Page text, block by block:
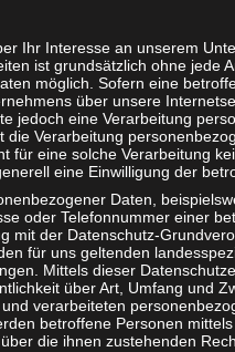
in der
12. OKTOBER 2019
Ihr Interesse an unserem
ist grundsätzlich ohne jede
möglich. Sofern eine
über unsere
jedoch eine Verarbeitung
die Verarbeitung
für eine solche Verarbeitung
eine Einwilligung der
Daten,
oder Telefonnummer einer
mit der Datenschutz-
für uns geltenden
Mittels dieser
über Art, Umfang und
verarbeiteten
betroffene Personen
die ihnen zustehenden